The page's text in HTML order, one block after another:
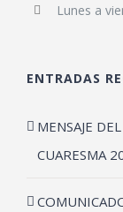
Lunes a
ENTRADAS
MENSAJE
CUARESMA